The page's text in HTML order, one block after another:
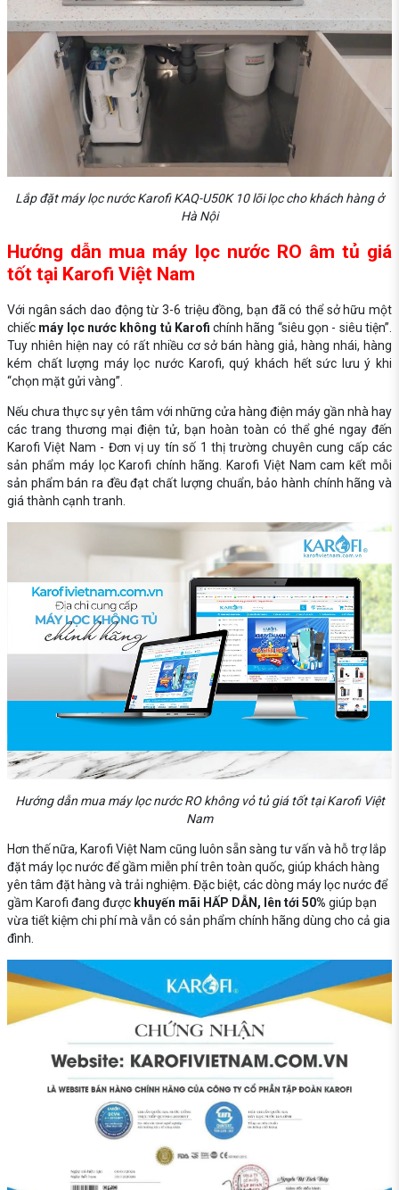
Lắp đặt máy lọc nước Karofi KAQ-U50K 10 lõi lọc cho khách hàng ở
Hà Nội
Hướng dẫn mua máy lọc nước RO âm tủ giá
tốt tại Karofi Việt Nam
Với ngân sách dao động từ 3-6 triệu đồng, bạn đã có thể sở hữu một
chiếc máy lọc nước không tủ Karofi chính hãng “siêu gọn - siêu tiện”.
Tuy nhiên hiện nay có rất nhiều cơ sở bán hàng giả, hàng nhái, hàng
kém chất lượng máy lọc nước Karofi, quý khách hết sức lưu ý khi
“chọn mặt gửi vàng”.
Nếu chưa thực sự yên tâm với những cửa hàng điện máy gần nhà hay
các trang thương mại điện tử, bạn hoàn toàn có thể ghé ngay đến
Karofi Việt Nam - Đơn vị uy tín số 1 thị trường chuyên cung cấp các
sản phẩm máy lọc Karofi chính hãng. Karofi Việt Nam cam kết mỗi
sản phẩm bán ra đều đạt chất lượng chuẩn, bảo hành chính hãng và
giá thành cạnh tranh.
Hướng dẫn mua máy lọc nước RO không vỏ tủ giá tốt tại Karofi Việt
Nam
Hơn thế nữa, Karofi Việt Nam cũng luôn sẵn sàng tư vấn và hỗ trợ lắp
đặt máy lọc nước để gầm miễn phí trên toàn quốc, giúp khách hàng
yên tâm đặt hàng và trải nghiệm. Đặc biệt, các dòng máy lọc nước để
gầm Karofi đang được khuyến mãi HẤP DẪN, lên tới 50% giúp bạn
vừa tiết kiệm chi phí mà vẫn có sản phẩm chính hãng dùng cho cả gia
đình.